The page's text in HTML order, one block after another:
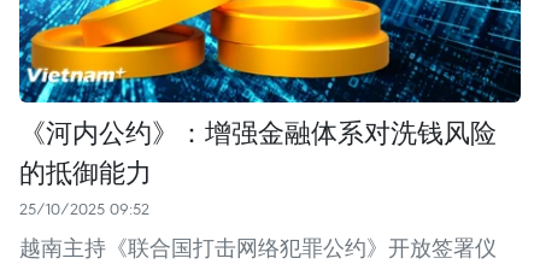
《河内公约》：增强金融体系对洗钱风险
的抵御能力
25/10/2025 09:52
越南主持《联合国打击网络犯罪公约》开放签署仪